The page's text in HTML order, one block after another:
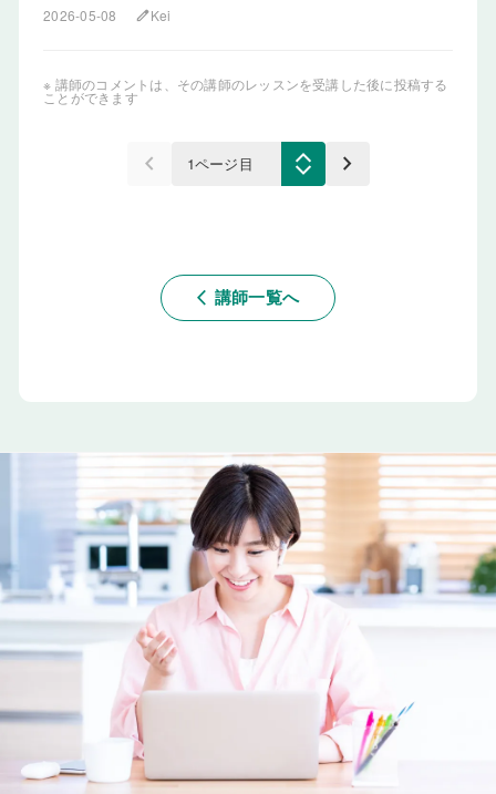
2026-05-08 editKei
※ 講師のコメントは、その講師のレッスンを受講した後に投稿する
ことができます
keyboard_arrow_left keyboard_arrow_right
arrow_back_ios 講師一覧へ